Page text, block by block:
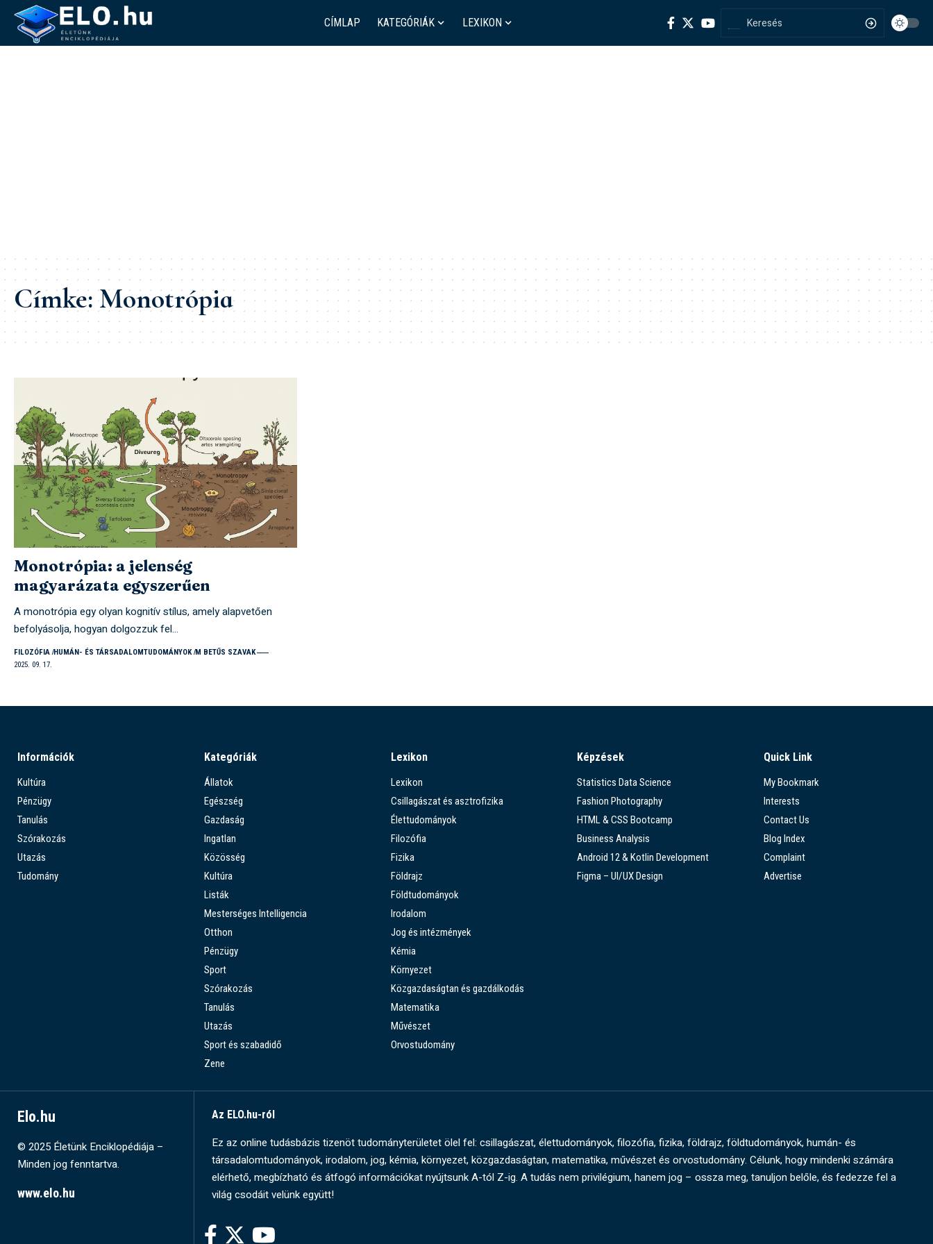
CÍMLAP KATEGÓRIÁK LEXIKON
Címke:Monotrópia
Monotrópia: a jelenség
magyarázata egyszerűen
A monotrópia egy olyan kognitív stílus, amely alapvetően
befolyásolja, hogyan dolgozzuk fel…
FILOZÓFIA HUMÁN- ÉS TÁRSADALOMTUDOMÁNYOK M BETŰS SZAVAK
2025. 09. 17.
Információk
Kultúra
Pénzügy
Tanulás
Szórakozás
Utazás
Tudomány
Kategóriák
Állatok
Egészség
Gazdaság
Ingatlan
Közösség
Kultúra
Listák
Mesterséges Intelligencia
Otthon
Pénzügy
Sport
Szórakozás
Tanulás
Utazás
Sport és szabadidő
Zene
Lexikon
Lexikon
Csillagászat és asztrofizika
Élettudományok
Filozófia
Fizika
Földrajz
Földtudományok
Irodalom
Jog és intézmények
Kémia
Környezet
Közgazdaságtan és gazdálkodás
Matematika
Művészet
Orvostudomány
Képzések
Statistics Data Science
Fashion Photography
HTML & CSS Bootcamp
Business Analysis
Android 12 & Kotlin Development
Figma – UI/UX Design
Quick Link
My Bookmark
Interests
Contact Us
Blog Index
Complaint
Advertise
Elo.hu
© 2025 Életünk Enciklopédiája –
Minden jog fenntartva.
www.elo.hu
Az ELO.hu-ról
Ez az online tudásbázis tizenöt tudományterületet ölel fel: csillagászat, élettudományok, filozófia, fizika, földrajz, földtudományok, humán- és
társadalomtudományok, irodalom, jog, kémia, környezet, közgazdaságtan, matematika, művészet és orvostudomány. Célunk, hogy mindenki számára
elérhető, megbízható és átfogó információkat nyújtsunk A-tól Z-ig. A tudás nem privilégium, hanem jog – ossza meg, tanuljon belőle, és fedezze fel a
világ csodáit velünk együtt!